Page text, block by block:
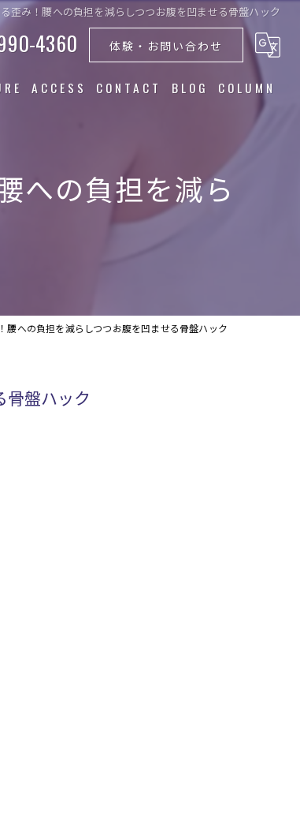
歪み！腰への負担を減らしつつお腹を凹ませる骨盤ハック
4360 体験・お問い合わせ
導
ト
ACCESS CONTACT BLOG COLUMN
への負担を減ら
腰への負担を減らしつつお腹を凹ませる骨盤ハック
骨盤ハック